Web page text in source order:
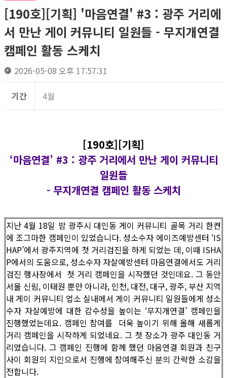
[190호][기획] '마음연결' #3 : 광주 거리에
서 만난 게이 커뮤니티 일원들 - 무지개연결
캠페인 활동 스케치
2026-05-08 오후 17:57:31
기간 4월
[190호][기획]
‘마음연결’ #3 : 광주 거리에서 만난 게이 커뮤니티
일원들
- 무지개연결 캠페인 활동 스케치
지난 4월 18일 밤 광주시 대인동 게이 커뮤니티 골목 거리 한켠
에 조그마한 캠페인이 있었습니다. 성소수자 에이즈예방센터 ‘IS
HAP’에서 광주지역에 첫 거리검진을 하게 되었는 데, 이때 ISHA
P에서의 도움으로, 성소수자 자살예방센터 마음연결에서도 거리
검진 행사장에서 첫 거리 캠페인을 시작했던 것인데요. 그 동안
서울 신림, 이태원 뿐만 아니라, 인천, 대전, 대구, 광주, 부산 지역
내 게이 커뮤니티 업소 실내에서 게이 커뮤니티 일원들에게 성소
수자 자살예방에 대한 감수성을 높이는 ‘무지개연결’ 캠페인을
진행했었는데요. 캠페인 참여를 더욱 높이기 위해 올해 새롭게
거리 캠페인을 시작하게 되었네요. 그 첫 장소가 광주 대인동 거
리였습니다. 그 캠페인 진행에 함께 했던 마음연결 회원과 친구
사이 회원의 지인으로서 진행에 참여해주신 분의 간략한 소감을
전합니다.